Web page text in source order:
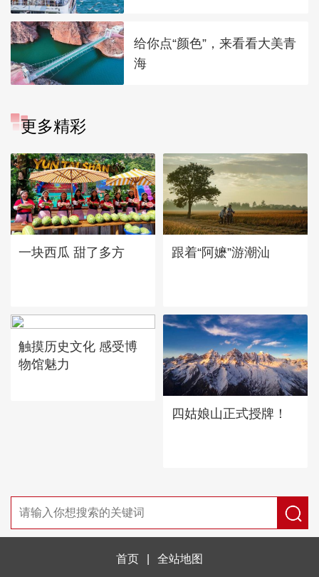
给你点“颜色”，来看看大美青
海
更多精彩
一块西瓜 甜了多方 跟着“阿嬷”游潮汕
触摸历史文化 感受博
物馆魅力
四姑娘山正式授牌！
首页 全站地图